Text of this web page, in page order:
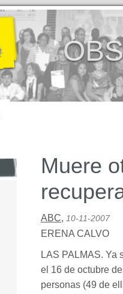
Muere
ABC, 10-11-2007
ERENA CALVO
LAS PALMAS. Ya
el 16 de octubre
personas (49 de